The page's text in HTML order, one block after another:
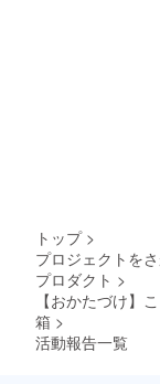
トップ >
プロジェクトを
プロダクト >
【おかたづけ】
箱 >
活動報告一覧